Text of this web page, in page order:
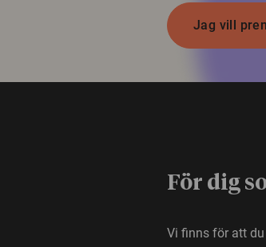
Jag vill
För dig
Vi finns för att